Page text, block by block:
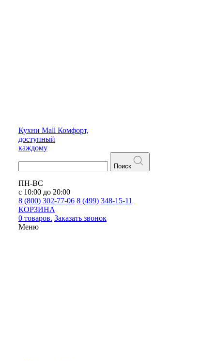
Кухни Mall Комфорт,
доступный
каждому
Поиск
ПН-ВС
с 10:00 до 20:00
8 (800) 302-77-06 8 (499) 348-15-11
КОРЗИНА
0 товаров. Заказать звонок
Меню